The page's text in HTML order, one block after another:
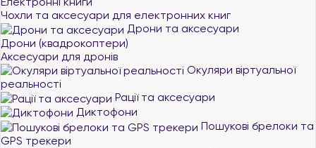
Чохли та аксесуари для електронних книг
Дрони та аксесуари
Дрони (квадрокоптери)
Аксесуари для дронів
Окуляри віртуальної
реальності
Рації та аксесуари
Диктофони
Пошукові брелоки та
GPS трекери